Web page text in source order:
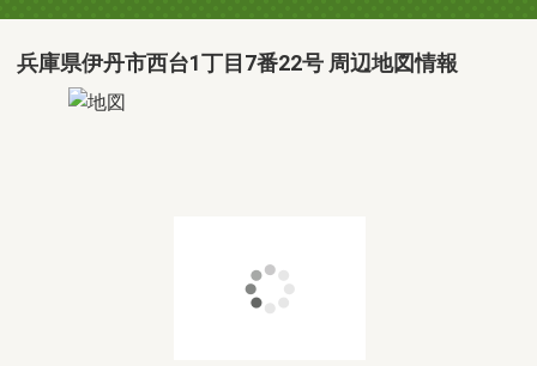
兵庫県伊丹市西台1丁目7番22号 周辺地図情報